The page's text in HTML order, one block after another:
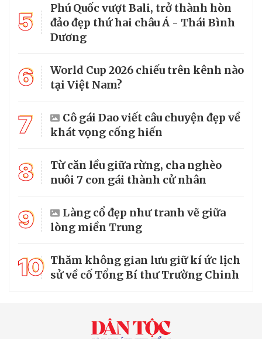
5
Phú Quốc vượt Bali, trở thành hòn
đảo đẹp thứ hai châu Á - Thái Bình
Dương
6
World Cup 2026 chiếu trên kênh nào
tại Việt Nam?
7
Cô gái Dao viết câu chuyện đẹp về
khát vọng cống hiến
8
Từ căn lều giữa rừng, cha nghèo
nuôi 7 con gái thành cử nhân
9
Làng cổ đẹp như tranh vẽ giữa
lòng miền Trung
10 Thăm không gian lưu giữ kí ức lịch
sử về cố Tổng Bí thư Trường Chinh